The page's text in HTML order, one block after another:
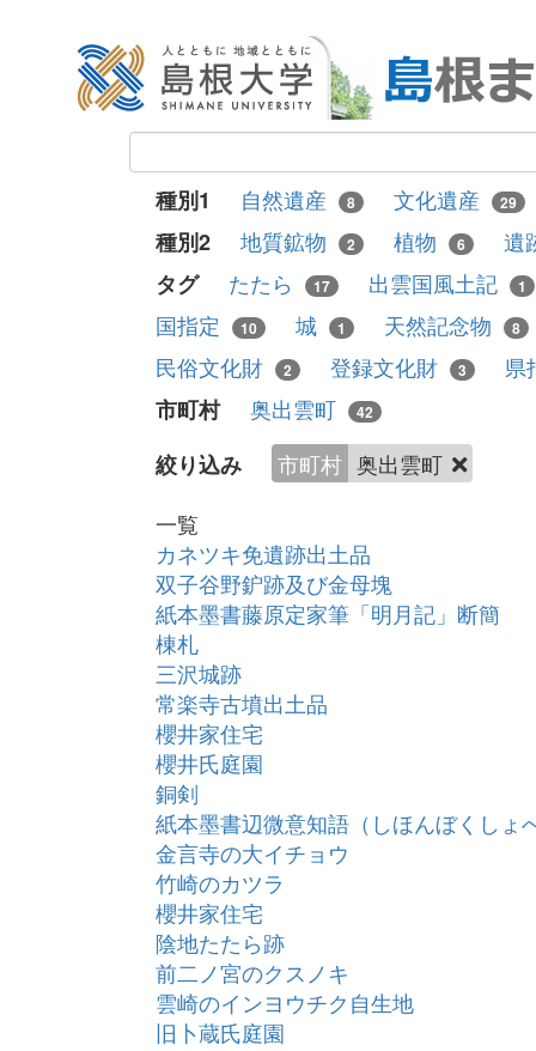
種別1 自然遺産 8 文化遺産 29
種別2 地質鉱物 2 植物 6
遺
タグ
たたら 17 出雲国風土記 1
国指定 10 城 1 天然記念物 8
民俗文化財 2 登録文化財 3
県
市町村
奥出雲町 42
絞り込み 市町村 奥出雲町
一覧
カネツキ免遺跡出土品
双子谷野鈩跡及び金母塊
紙本墨書藤原定家筆「明月記」断簡
棟札
三沢城跡
常楽寺古墳出土品
櫻井家住宅
櫻井氏庭園
銅剣
紙本墨書辺微意知語（しほんぼくしょ
金言寺の大イチョウ
竹崎のカツラ
櫻井家住宅
陰地たたら跡
前二ノ宮のクスノキ
雲崎のインヨウチク自生地
旧卜蔵氏庭園